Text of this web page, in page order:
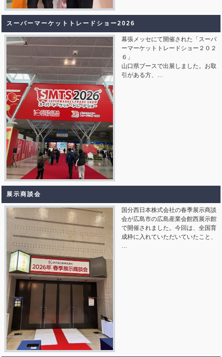
スーパーマーケットトレードショー2026
幕張メッセにて開催された「スーパ
ーマーケットトレードショー２０２
６」
山口県ブースで出展しました。お取
引がある方、…
展示商談会
国分西日本株式会社の春季展示商談
会が広島市の広島産業会館西展示館
で開催されました。今回は、全国育
成枠に入れていただいていたこと、
…